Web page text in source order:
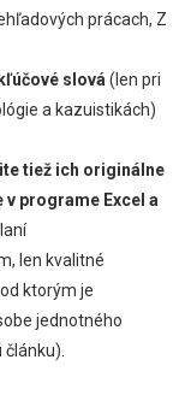
prácach, Z
slová (len pri
a kazuistikách)
tiež ich originálne
programe Excel a
len kvalitné
ktorým je
jednotného